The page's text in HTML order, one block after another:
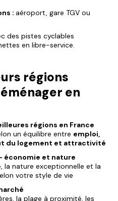
: aéroport, gare TGV ou
des pistes cyclables
en libre-service.
régions
en
régions en France
un équilibre entre emploi,
du logement et attractivité
économie et nature
la nature exceptionnelle et la
votre style de vie
la plage à proximité, les